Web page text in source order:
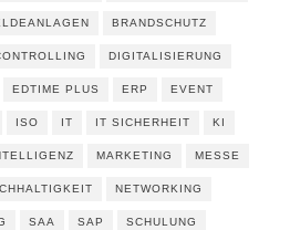
BRANDSCHUTZ
DIGITALISIERUNG
EDTIME PLUS ERP EVENT
ISO IT IT SICHERHEIT KI
MARKETING MESSE
NETWORKING
SAA SAP SCHULUNG